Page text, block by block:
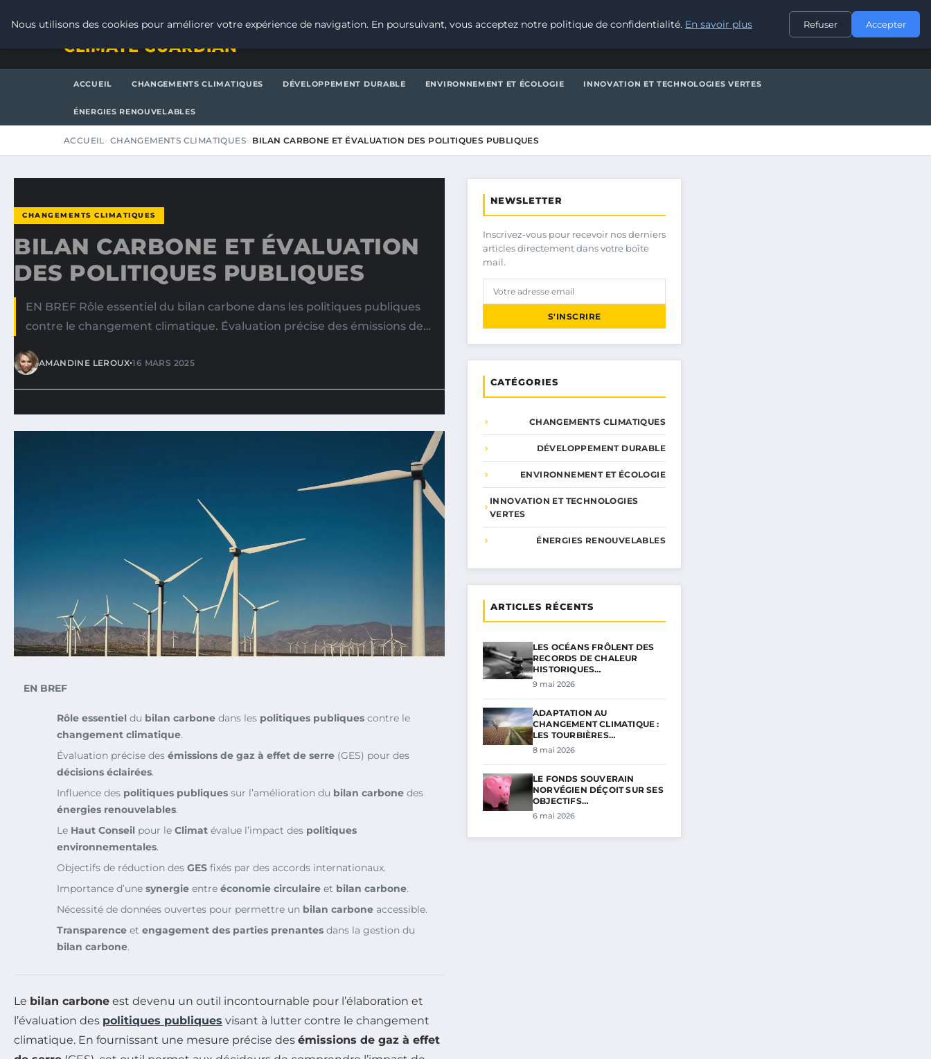
CONTACT
CLIMATE GUARDIAN
ACCUEIL CHANGEMENTS CLIMATIQUES DÉVELOPPEMENT DURABLE ENVIRONNEMENT ET ÉCOLOGIE INNOVATION ET TECHNOLOGIES VERTES
ÉNERGIES RENOUVELABLES
ACCUEIL CHANGEMENTS CLIMATIQUES BILAN CARBONE ET ÉVALUATION DES POLITIQUES PUBLIQUES
CHANGEMENTS CLIMATIQUES
BILAN CARBONE ET ÉVALUATION
DES POLITIQUES PUBLIQUES
EN BREF Rôle essentiel du bilan carbone dans les politiques publiques
contre le changement climatique. Évaluation précise des émissions de…
AMANDINE LEROUX•16 MARS 2025
EN BREF
Rôle essentiel du bilan carbone dans les politiques publiques contre le
changement climatique.
Évaluation précise des émissions de gaz à effet de serre (GES) pour des
décisions éclairées.
Influence des politiques publiques sur l’amélioration du bilan carbone des
énergies renouvelables.
Le Haut Conseil pour le Climat évalue l’impact des politiques
environnementales.
Objectifs de réduction des GES fixés par des accords internationaux.
Importance d’une synergie entre économie circulaire et bilan carbone.
Nécessité de données ouvertes pour permettre un bilan carbone accessible.
Transparence et engagement des parties prenantes dans la gestion du
bilan carbone.
Le bilan carbone est devenu un outil incontournable pour l’élaboration et
l’évaluation des politiques publiques visant à lutter contre le changement
climatique. En fournissant une mesure précise des émissions de gaz à effet
NEWSLETTER
Inscrivez-vous pour recevoir nos derniers
articles directement dans votre boîte
mail.
S'INSCRIRE
CATÉGORIES
CHANGEMENTS CLIMATIQUES
DÉVELOPPEMENT DURABLE
ENVIRONNEMENT ET ÉCOLOGIE
INNOVATION ET TECHNOLOGIES
VERTES
ÉNERGIES RENOUVELABLES
ARTICLES RÉCENTS
LES OCÉANS FRÔLENT DES
RECORDS DE CHALEUR
HISTORIQUES…
9 mai 2026
ADAPTATION AU
CHANGEMENT CLIMATIQUE :
LES TOURBIÈRES…
8 mai 2026
LE FONDS SOUVERAIN
NORVÉGIEN DÉÇOIT SUR SES
OBJECTIFS…
6 mai 2026
Nous utilisons des cookies pour améliorer votre expérience de navigation. En poursuivant, vous acceptez notre politique de confidentialité. En savoir plus Refuser Accepter